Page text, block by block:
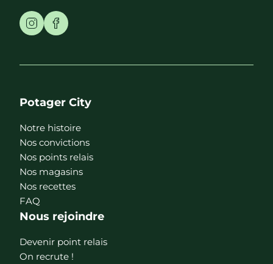
Potager City
Notre histoire
Nos convictions
Nos points relais
Nos magasins
Nos recettes
FAQ
Nous rejoindre
Devenir point relais
On recrute !